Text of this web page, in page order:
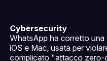
Cybersecurity
WhatsApp ha corretto una
iOS e Mac, usata per
complicato "attacco zero-